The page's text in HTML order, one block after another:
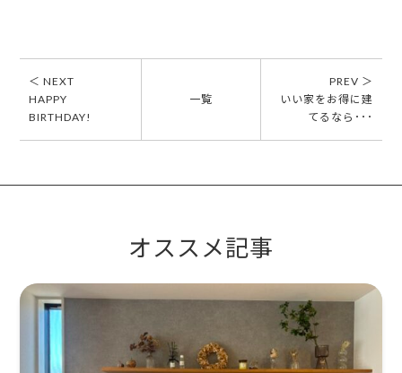
＜ NEXT
HAPPY
BIRTHDAY!
一覧
PREV ＞
いい家をお得に建
てるなら･･･
オススメ記事